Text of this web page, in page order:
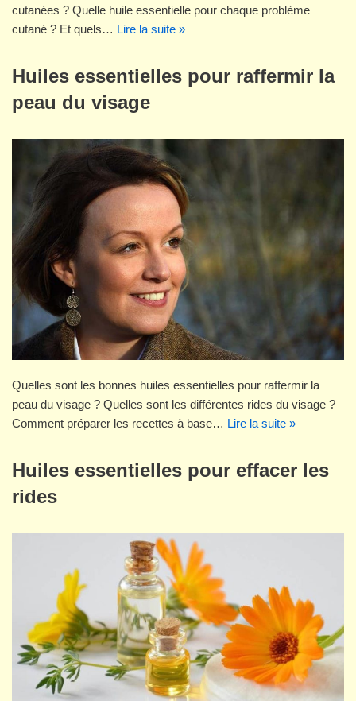
cutanées ? Quelle huile essentielle pour chaque problème
cutané ? Et quels… Lire la suite »
Huiles essentielles pour raffermir la
peau du visage
Quelles sont les bonnes huiles essentielles pour raffermir la
peau du visage ? Quelles sont les différentes rides du visage ?
Comment préparer les recettes à base… Lire la suite »
Huiles essentielles pour effacer les
rides